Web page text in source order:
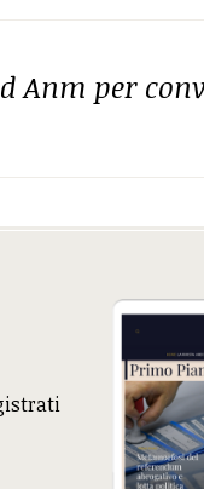
Anm per